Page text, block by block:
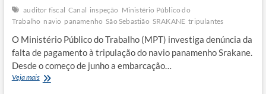
auditor fiscal Canal inspeção Ministério Público do
Trabalho navio panamenho São Sebastião SRAKANE tripulantes
O Ministério Público do Trabalho (MPT) investiga denúncia da
falta de pagamento à tripulação do navio panamenho Srakane.
Desde o começo de junho a embarcação…
Veja maisNavio